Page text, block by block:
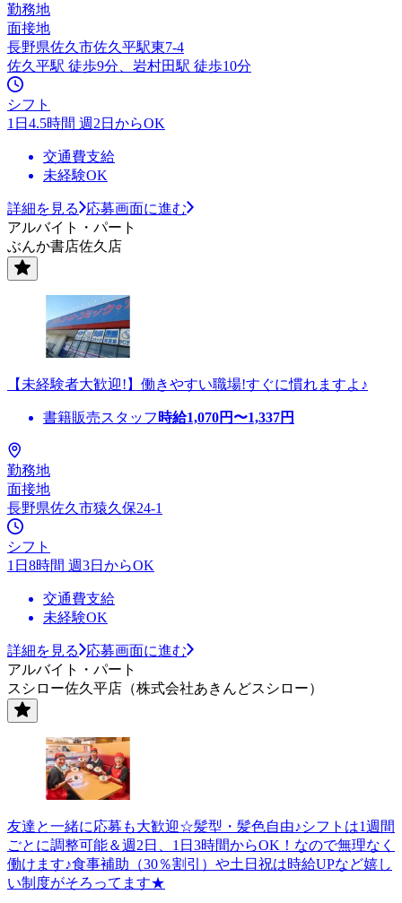
勤務地
面接地
長野県佐久市佐久平駅東7-4
佐久平駅 徒歩9分、岩村田駅 徒歩10分
シフト
1日4.5時間 週2日からOK
交通費支給
未経験OK
詳細を見る
応募画面に進む
アルバイト・パート
ぶんか書店佐久店
【未経験者大歓迎!】働きやすい職場!すぐに慣れますよ♪
書籍販売スタッフ 時給1,070円〜1,337円
勤務地
面接地
長野県佐久市猿久保24-1
シフト
1日8時間 週3日からOK
交通費支給
未経験OK
詳細を見る
応募画面に進む
アルバイト・パート
スシロー佐久平店（株式会社あきんどスシロー）
友達と一緒に応募も大歓迎☆髪型・髪色自由♪シフトは1週間
ごとに調整可能＆週2日、1日3時間からOK！なので無理なく
働けます♪食事補助（30％割引）や土日祝は時給UPなど嬉し
い制度がそろってます★